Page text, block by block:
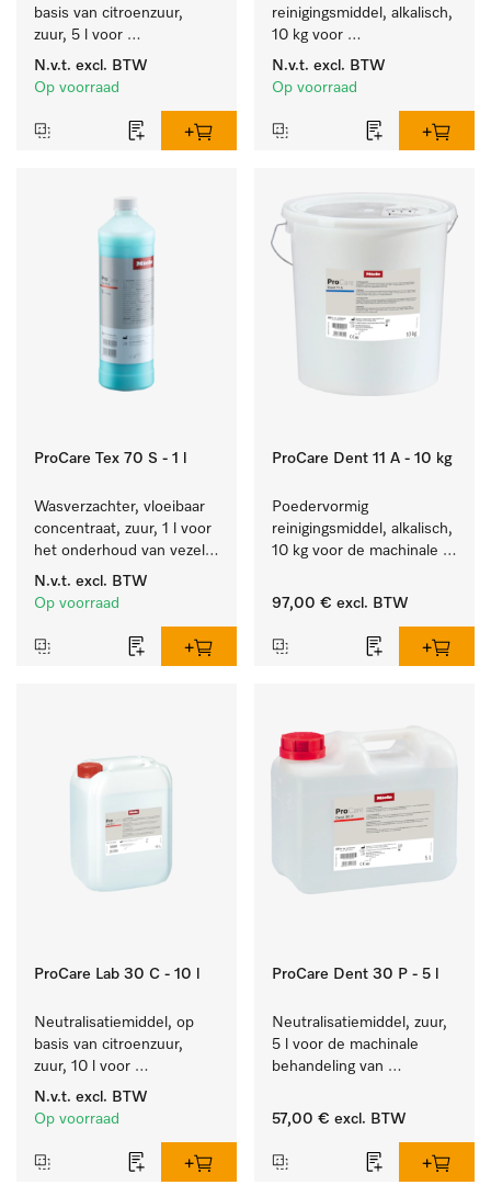
basis van citroenzuur,
zuur, 5 l voor
materiaalbesparende,
machinale reiniging van
gerei.
N.v.t. excl. BTW
Op voorraad
reinigingsmiddel, alkalisch,
10 kg voor
materiaalbesparende,
machinale reiniging van
gerei.
N.v.t. excl. BTW
Op voorraad
ProCare Tex 70 S - 1 l
Wasverzachter, vloeibaar
concentraat, zuur, 1 l voor
het onderhoud van vezels
zodat het textiel lang
zacht blijft.
N.v.t. excl. BTW
Op voorraad
ProCare Dent 11 A - 10 kg
Poedervormig
reinigingsmiddel, alkalisch,
10 kg voor de machinale
tandheelkundige
97,00 € excl. BTW
ProCare Lab 30 C - 10 l
Neutralisatiemiddel, op
basis van citroenzuur,
zuur, 10 l voor
materiaalbesparende,
machinale reiniging van
gerei.
N.v.t. excl. BTW
Op voorraad
ProCare Dent 30 P - 5 l
Neutralisatiemiddel, zuur,
5 l voor de machinale
behandeling van
instrumenten.
57,00 € excl. BTW